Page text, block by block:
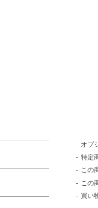
オプ
特定
この
この
買い